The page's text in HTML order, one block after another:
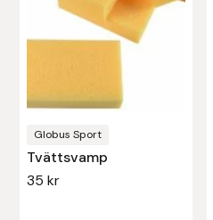
Globus Sport
Tvättsvamp
35kr